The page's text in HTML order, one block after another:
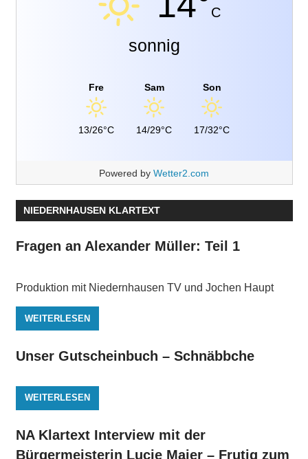
C
sonnig
Fre
13/26°C
Sam
14/29°C
Son
17/32°C
Powered by Wetter2.com
NIEDERNHAUSEN KLARTEXT
Fragen an Alexander Müller: Teil 1
Produktion mit Niedernhausen TV und Jochen Haupt
WEITERLESEN
Unser Gutscheinbuch – Schnäbbche
WEITERLESEN
NA Klartext Interview mit der
Bürgermeisterin Lucie Maier – Frutig zum